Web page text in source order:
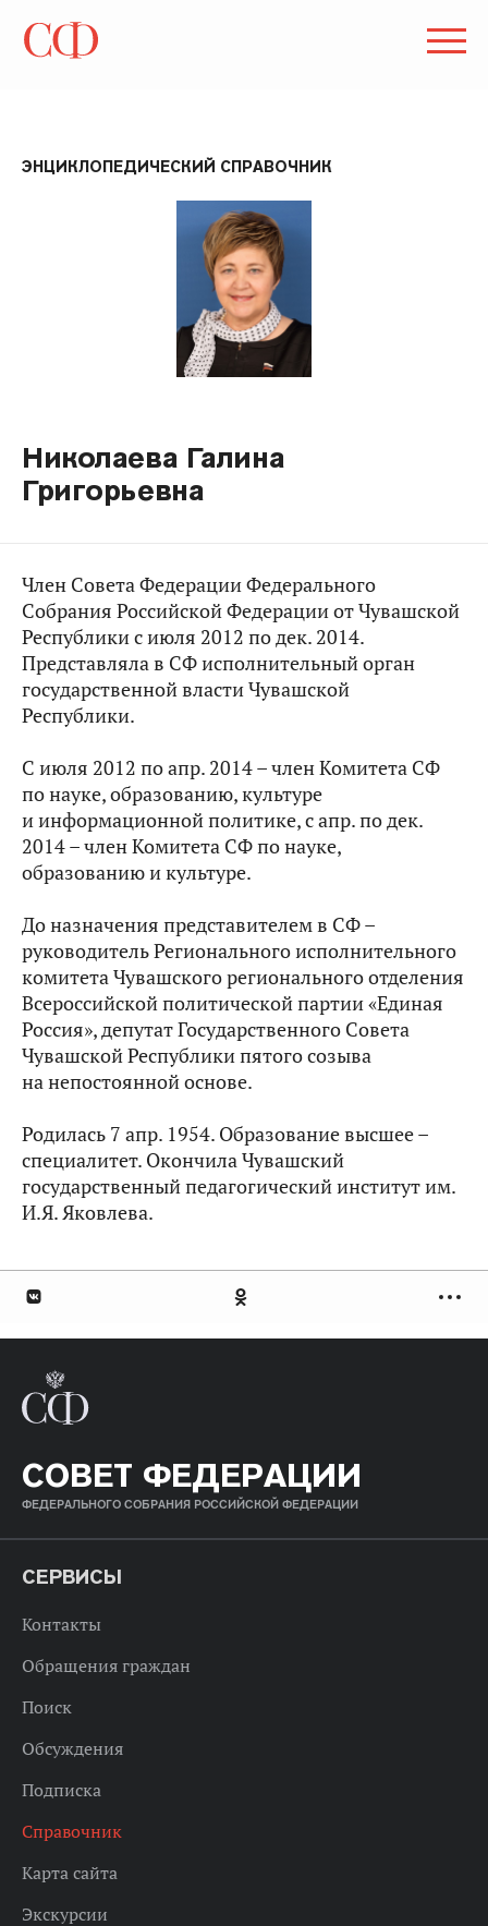
ЭНЦИКЛОПЕДИЧЕСКИЙ СПРАВОЧНИК
Николаева Галина
Григорьевна
Член Совета Федерации Федерального
Собрания Российской Федерации от Чувашской
Республики с июля 2012 по дек. 2014.
Представляла в СФ исполнительный орган
государственной власти Чувашской
Республики.
С июля 2012 по апр. 2014 – член Комитета СФ
по науке, образованию, культуре
и информационной политике, с апр. по дек.
2014 – член Комитета СФ по науке,
образованию и культуре.
До назначения представителем в СФ –
руководитель Регионального исполнительного
комитета Чувашского регионального отделения
Всероссийской политической партии «Единая
Россия», депутат Государственного Совета
Чувашской Республики пятого созыва
на непостоянной основе.
Родилась 7 апр. 1954. Образование высшее –
специалитет. Окончила Чувашский
государственный педагогический институт им.
И.Я. Яковлева.
СОВЕТ ФЕДЕРАЦИИ
ФЕДЕРАЛЬНОГО СОБРАНИЯ РОССИЙСКОЙ ФЕДЕРАЦИИ
СЕРВИСЫ
Контакты
Обращения граждан
Поиск
Обсуждения
Подписка
Справочник
Карта сайта
Экскурсии